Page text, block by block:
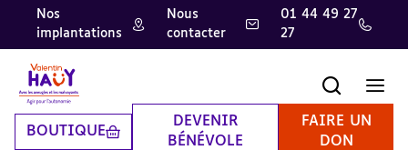
Aller
contenu
principal
Aller
pied
de
page
Aller
la
recherche
Nos
implantations
Nous
contacter
01 44 49 27
27
BOUTIQUE
DEVENIR
BÉNÉVOLE
FAIRE UN
DON